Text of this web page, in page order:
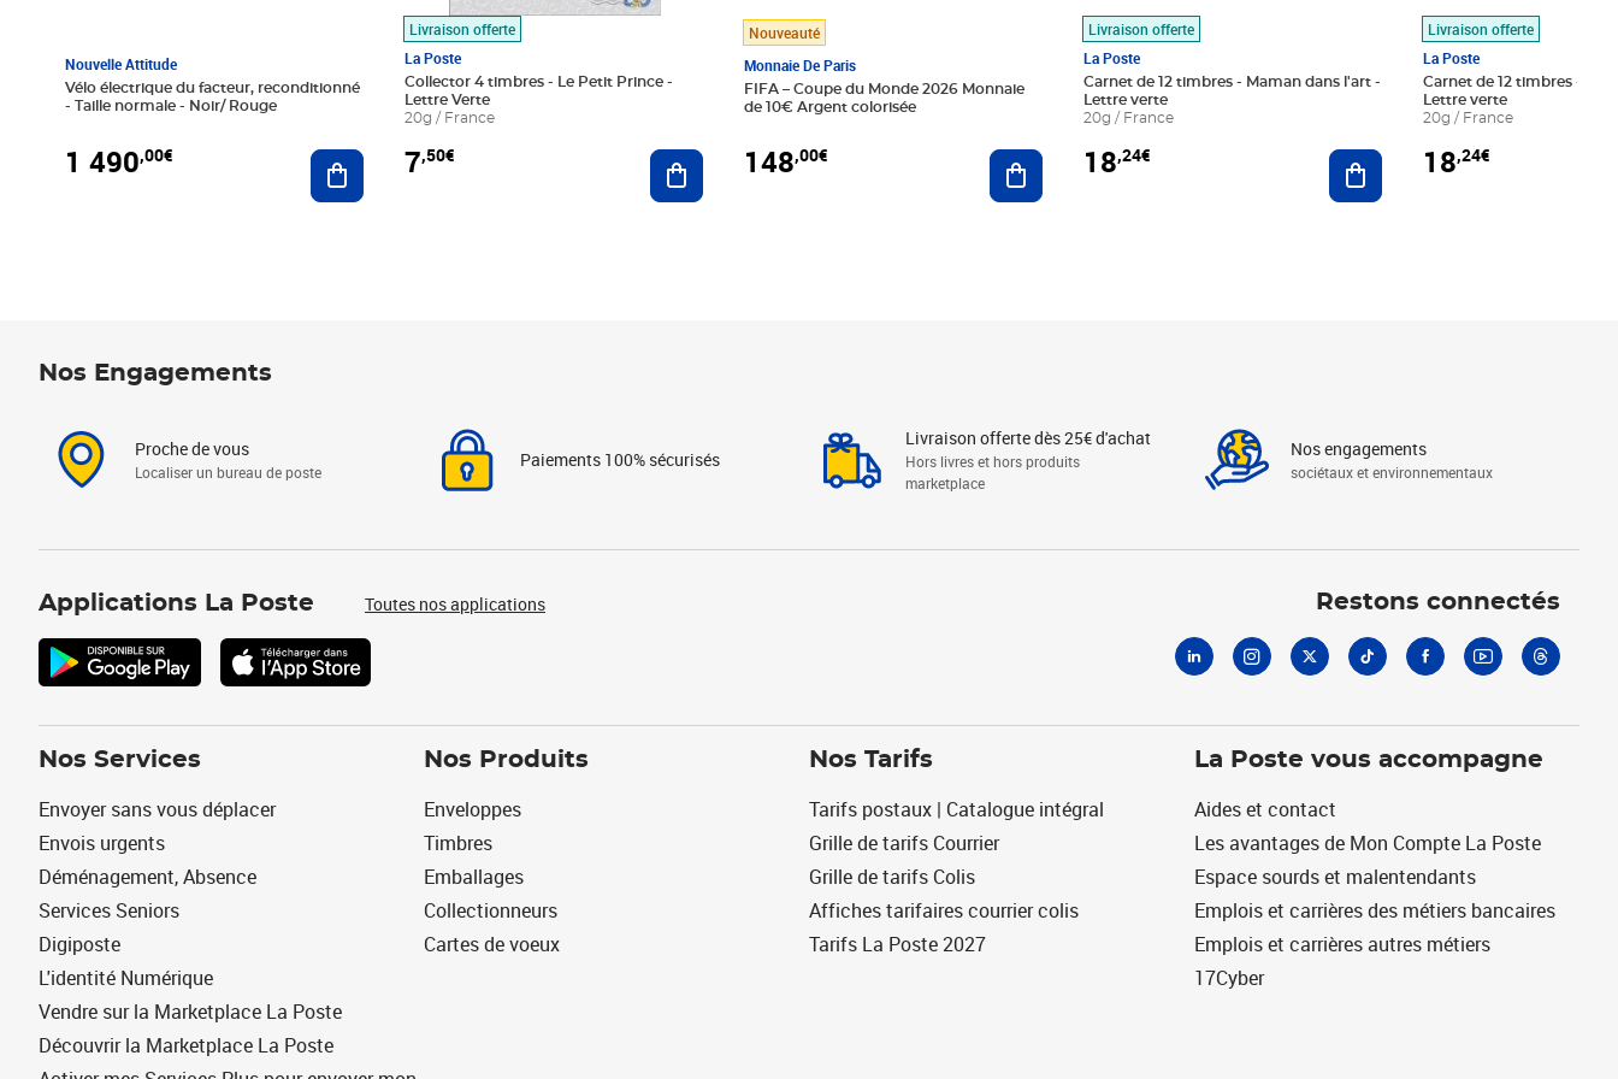
Nouvelle Attitude
Vélo électrique du facteur, reconditionné
- Taille normale - Noir/ Rouge
1 490,00€ Ajouter au panier
Livraison offerte
La Poste
Collector 4 timbres - Le Petit Prince -
Lettre Verte
20g / France
7,50€ Ajouter au panier
Nouveauté
Monnaie De Paris
FIFA – Coupe du Monde 2026 Monnaie
de 10€ Argent colorisée
148,00€ Ajouter au panier
Livraison offerte
La Poste
Carnet de 12 timbres - Maman dans l'art -
Lettre verte
20g / France
18,24€ Ajouter au panier
Livraison offerte
La Poste
Carnet de 12 timbres - Le
Lettre verte
20g / France
18,24€
Nos Engagements
Proche de vous
Localiser un bureau de poste
Paiements 100% sécurisés
Livraison offerte dès 25€ d'achat
Hors livres et hors produits
marketplace
Nos engagements
sociétaux et environnementaux
Applications La Poste Toutes nos applications Restons connectés
Nos Services
Envoyer sans vous déplacer
Envois urgents
Déménagement, Absence
Services Seniors
Digiposte
L'identité Numérique
Vendre sur la Marketplace La Poste
Découvrir la Marketplace La Poste
Nos Produits
Enveloppes
Timbres
Emballages
Collectionneurs
Cartes de voeux
Nos Tarifs
Tarifs postaux | Catalogue intégral
Grille de tarifs Courrier
Grille de tarifs Colis
Affiches tarifaires courrier colis
Tarifs La Poste 2027
La Poste vous accompagne
Aides et contact
Les avantages de Mon Compte La Poste
Espace sourds et malentendants
Emplois et carrières des métiers bancaires
Emplois et carrières autres métiers
17Cyber